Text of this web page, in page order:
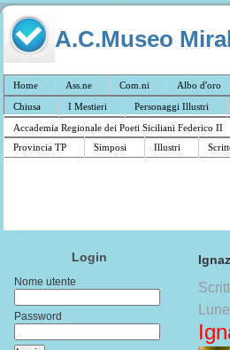
A.C.Museo
Home Ass.ne Com.ni Albo d'oro
Chiusa
I Mestieri Personaggi Illustri
Accademia Regionale dei Poeti Siciliani Federico II
Provincia TP
Simposi Illustri
Login
Nome utente
Password